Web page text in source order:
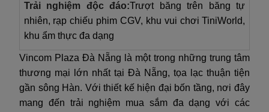
Trải nghiệm độc đáo:Trượt băng trên băng tự
nhiên, rạp chiếu phim CGV, khu vui chơi TiniWorld,
khu ẩm thực đa dạng
Vincom Plaza Đà Nẵng là một trong những trung tâm
thương mại lớn nhất tại Đà Nẵng, tọa lạc thuận tiện
gần sông Hàn. Với thiết kế hiện đại bốn tầng, nơi đây
mang đến trải nghiệm mua sắm đa dạng với các